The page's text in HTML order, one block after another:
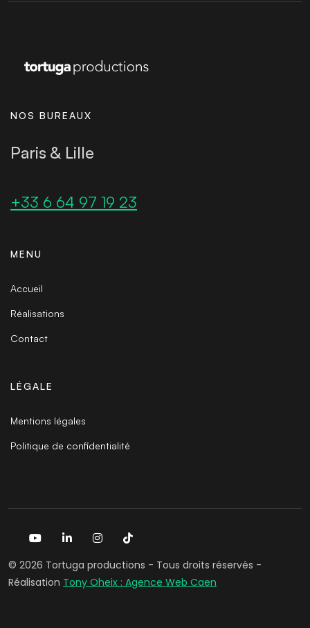
NOS BUREAUX
Paris & Lille
+33 6 64 97 19 23
MENU
Accueil
Réalisations
Contact
LÉGALE
Mentions légales
Politique de confidentialité
© 2026 Tortuga productions - Tous droits réservés -
Réalisation Tony Oheix : Agence Web Caen